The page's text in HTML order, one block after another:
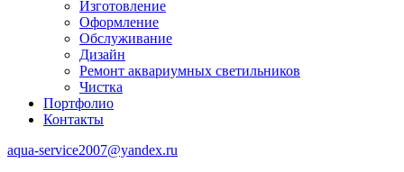
Изготовление
Оформление
Обслуживание
Дизайн
Ремонт аквариумных светильников
Чистка
Портфолио
Контакты
aqua-service2007@yandex.ru